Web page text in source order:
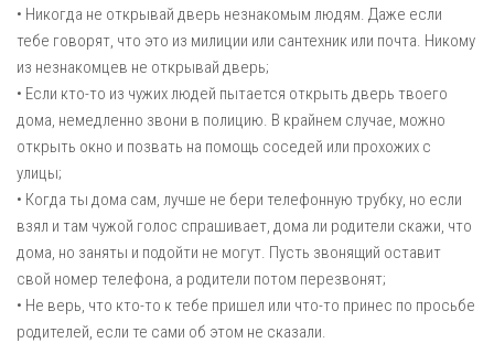
• Никогда не открывай дверь незнакомым людям. Даже если
тебе говорят, что это из милиции или сантехник или почта. Никому
из незнакомцев не открывай дверь;
• Если кто-то из чужих людей пытается открыть дверь твоего
дома, немедленно звони в полицию. В крайнем случае, можно
открыть окно и позвать на помощь соседей или прохожих с
улицы;
• Когда ты дома сам, лучше не бери телефонную трубку, но если
взял и там чужой голос спрашивает, дома ли родители скажи, что
дома, но заняты и подойти не могут. Пусть звонящий оставит
свой номер телефона, а родители потом перезвонят;
• Не верь, что кто-то к тебе пришел или что-то принес по просьбе
родителей, если те сами об этом не сказали.